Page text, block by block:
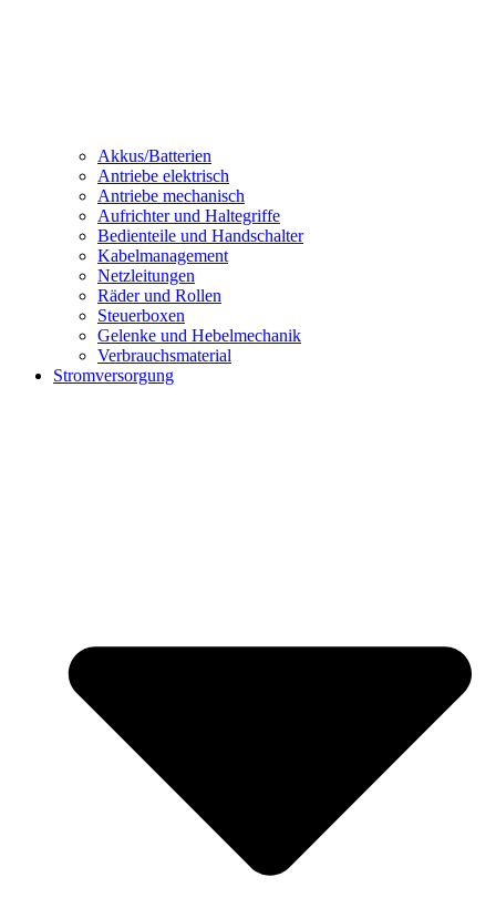
Akkus/Batterien
Antriebe elektrisch
Antriebe mechanisch
Aufrichter und Haltegriffe
Bedienteile und Handschalter
Kabelmanagement
Netzleitungen
Räder und Rollen
Steuerboxen
Gelenke und Hebelmechanik
Verbrauchsmaterial
Stromversorgung